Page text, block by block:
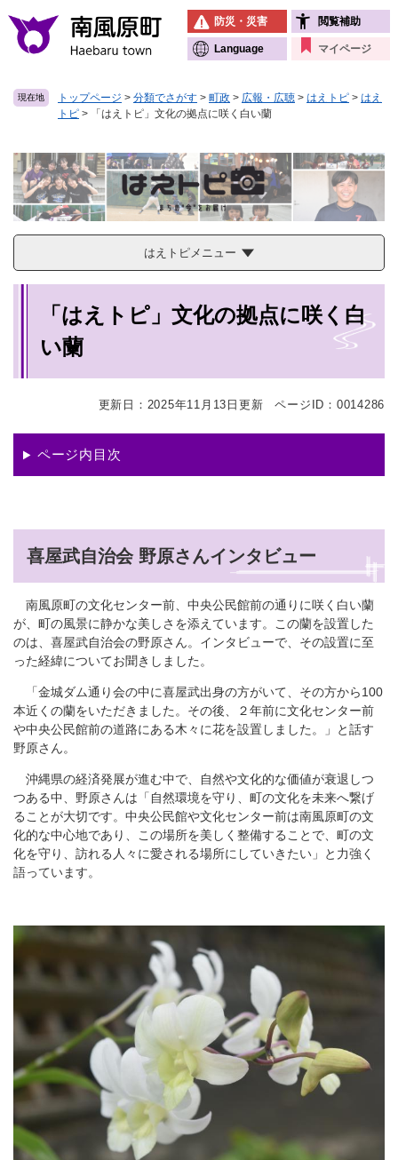
メニューを飛ばして本文へ
防災・災害 閲覧補助
Language マイページ
現在地 トップページ > 分類でさがす > 町政 > 広報・広聴 > はえトピ > はえ
トピ > 「はえトピ」文化の拠点に咲く白い蘭
はえトピメニュー
「はえトピ」文化の拠点に咲く白
い蘭
更新日：2025年11月13日更新 ページID：0014286
ページ内目次
喜屋武自治会 野原さんインタビュー
南風原町の文化センター前、中央公民館前の通りに咲く白い蘭
が、町の風景に静かな美しさを添えています。この蘭を設置した
のは、喜屋武自治会の野原さん。インタビューで、その設置に至
った経緯についてお聞きしました。
「金城ダム通り会の中に喜屋武出身の方がいて、その方から100
本近くの蘭をいただきました。その後、２年前に文化センター前
や中央公民館前の道路にある木々に花を設置しました。」と話す
野原さん。
沖縄県の経済発展が進む中で、自然や文化的な価値が衰退しつ
つある中、野原さんは「自然環境を守り、町の文化を未来へ繋げ
ることが大切です。中央公民館や文化センター前は南風原町の文
化的な中心地であり、この場所を美しく整備することで、町の文
化を守り、訪れる人々に愛される場所にしていきたい」と力強く
語っています。